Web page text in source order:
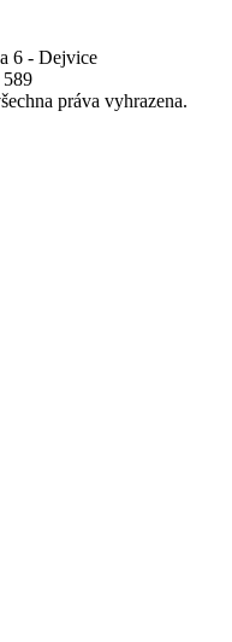
6 - Dejvice
práva vyhrazena.